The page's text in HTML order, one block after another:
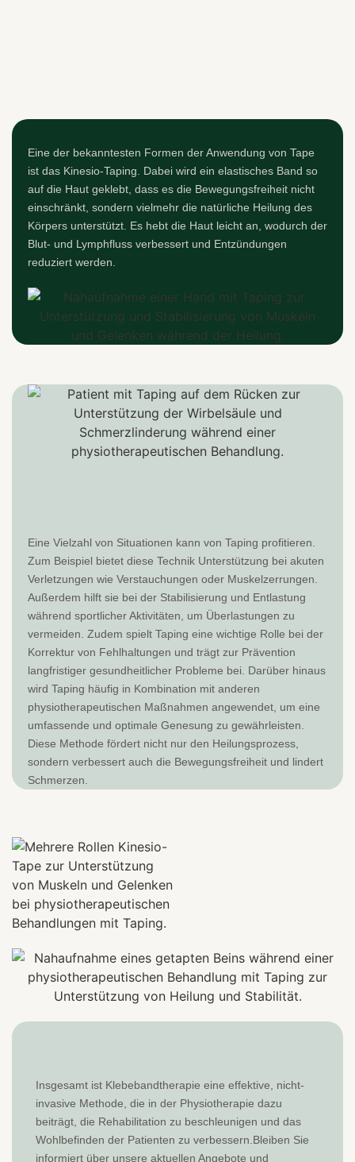
Eine der bekanntesten Formen der Anwendung von Tape
ist das Kinesio-Taping. Dabei wird ein elastisches Band so
auf die Haut geklebt, dass es die Bewegungsfreiheit nicht
einschränkt, sondern vielmehr die natürliche Heilung des
Körpers unterstützt. Es hebt die Haut leicht an, wodurch der
Blut- und Lymphfluss verbessert und Entzündungen
reduziert werden.
Eine Vielzahl von Situationen kann von Taping profitieren.
Zum Beispiel bietet diese Technik Unterstützung bei akuten
Verletzungen wie Verstauchungen oder Muskelzerrungen.
Außerdem hilft sie bei der Stabilisierung und Entlastung
während sportlicher Aktivitäten, um Überlastungen zu
vermeiden. Zudem spielt Taping eine wichtige Rolle bei der
Korrektur von Fehlhaltungen und trägt zur Prävention
langfristiger gesundheitlicher Probleme bei. Darüber hinaus
wird Taping häufig in Kombination mit anderen
physiotherapeutischen Maßnahmen angewendet, um eine
umfassende und optimale Genesung zu gewährleisten.
Diese Methode fördert nicht nur den Heilungsprozess,
sondern verbessert auch die Bewegungsfreiheit und lindert
Schmerzen.
Insgesamt ist Klebebandtherapie eine effektive, nicht-
invasive Methode, die in der Physiotherapie dazu
beiträgt, die Rehabilitation zu beschleunigen und das
Wohlbefinden der Patienten zu verbessern.Bleiben Sie
informiert über unsere aktuellen Angebote und